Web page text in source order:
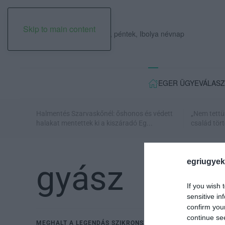
If you wish
sensitive
confirm
continue
Skip to main content
2026. augusztus 07., péntek, Ibolya névnap
EGER ÜGYE
Halmentés Szarvaskőnél: őshonos és védett
halakat mentettek ki a kiszáradó Eg...
„Nem
család
gyász
MEGHALT A LEGENDÁS SZIKRONSZÍNÉSZ, AKI EGERBEN